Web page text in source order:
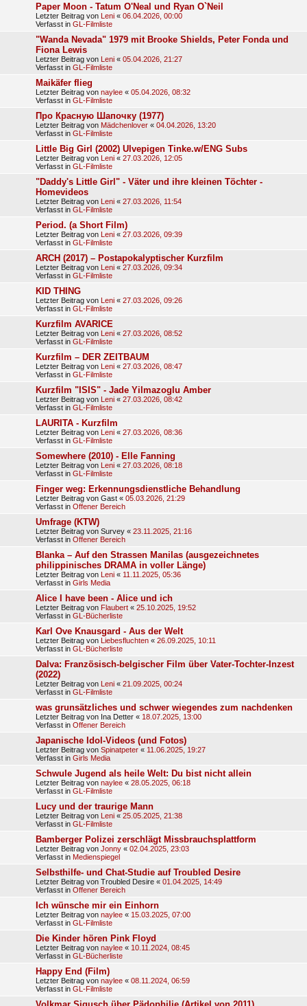
Paper Moon - Tatum O'Neal und Ryan O`Neil
Letzter Beitrag von Leni « 06.04.2026, 00:00
Verfasst in GL-Filmliste
"Wanda Nevada" 1979 mit Brooke Shields, Peter Fonda und
Fiona Lewis
Letzter Beitrag von Leni « 05.04.2026, 21:27
Verfasst in GL-Filmliste
Maikäfer flieg
Letzter Beitrag von naylee « 05.04.2026, 08:32
Verfasst in GL-Filmliste
Про Красную Шапочку (1977)
Letzter Beitrag von Mädchenlover « 04.04.2026, 13:20
Verfasst in GL-Filmliste
Little Big Girl (2002) Ulvepigen Tinke.w/ENG Subs
Letzter Beitrag von Leni « 27.03.2026, 12:05
Verfasst in GL-Filmliste
"Daddy's Little Girl" - Väter und ihre kleinen Töchter -
Homevideos
Letzter Beitrag von Leni « 27.03.2026, 11:54
Verfasst in GL-Filmliste
Period. (a Short Film)
Letzter Beitrag von Leni « 27.03.2026, 09:39
Verfasst in GL-Filmliste
ARCH (2017) – Postapokalyptischer Kurzfilm
Letzter Beitrag von Leni « 27.03.2026, 09:34
Verfasst in GL-Filmliste
KID THING
Letzter Beitrag von Leni « 27.03.2026, 09:26
Verfasst in GL-Filmliste
Kurzfilm AVARICE
Letzter Beitrag von Leni « 27.03.2026, 08:52
Verfasst in GL-Filmliste
Kurzfilm – DER ZEITBAUM
Letzter Beitrag von Leni « 27.03.2026, 08:47
Verfasst in GL-Filmliste
Kurzfilm "ISIS" - Jade Yilmazoglu Amber
Letzter Beitrag von Leni « 27.03.2026, 08:42
Verfasst in GL-Filmliste
LAURITA - Kurzfilm
Letzter Beitrag von Leni « 27.03.2026, 08:36
Verfasst in GL-Filmliste
Somewhere (2010) - Elle Fanning
Letzter Beitrag von Leni « 27.03.2026, 08:18
Verfasst in GL-Filmliste
Finger weg: Erkennungsdienstliche Behandlung
Letzter Beitrag von Gast « 05.03.2026, 21:29
Verfasst in Offener Bereich
Umfrage (KTW)
Letzter Beitrag von Survey « 23.11.2025, 21:16
Verfasst in Offener Bereich
Blanka – Auf den Strassen Manilas (ausgezeichnetes
philippinisches DRAMA in voller Länge)
Letzter Beitrag von Leni « 11.11.2025, 05:36
Verfasst in Girls Media
Alice I have been - Alice und ich
Letzter Beitrag von Flaubert « 25.10.2025, 19:52
Verfasst in GL-Bücherliste
Karl Ove Knausgard - Aus der Welt
Letzter Beitrag von Liebesfluchten « 26.09.2025, 10:11
Verfasst in GL-Bücherliste
Dalva: Französisch-belgischer Film über Vater-Tochter-Inzest
(2022)
Letzter Beitrag von Leni « 21.09.2025, 00:24
Verfasst in GL-Filmliste
was grunsätzliches und schwer wiegendes zum nachdenken
Letzter Beitrag von Ina Detter « 18.07.2025, 13:00
Verfasst in Offener Bereich
Japanische Idol-Videos (und Fotos)
Letzter Beitrag von Spinatpeter « 11.06.2025, 19:27
Verfasst in Girls Media
Schwule Jugend als heile Welt: Du bist nicht allein
Letzter Beitrag von naylee « 28.05.2025, 06:18
Verfasst in GL-Filmliste
Lucy und der traurige Mann
Letzter Beitrag von Leni « 25.05.2025, 21:38
Verfasst in GL-Filmliste
Bamberger Polizei zerschlägt Missbrauchsplattform
Letzter Beitrag von Jonny « 02.04.2025, 23:03
Verfasst in Medienspiegel
Selbsthilfe- und Chat-Studie auf Troubled Desire
Letzter Beitrag von Troubled Desire « 01.04.2025, 14:49
Verfasst in Offener Bereich
Ich wünsche mir ein Einhorn
Letzter Beitrag von naylee « 15.03.2025, 07:00
Verfasst in GL-Filmliste
Die Kinder hören Pink Floyd
Letzter Beitrag von naylee « 10.11.2024, 08:45
Verfasst in GL-Bücherliste
Happy End (Film)
Letzter Beitrag von naylee « 08.11.2024, 06:59
Verfasst in GL-Filmliste
Volkmar Sigusch über Pädophilie (Artikel von 2011)